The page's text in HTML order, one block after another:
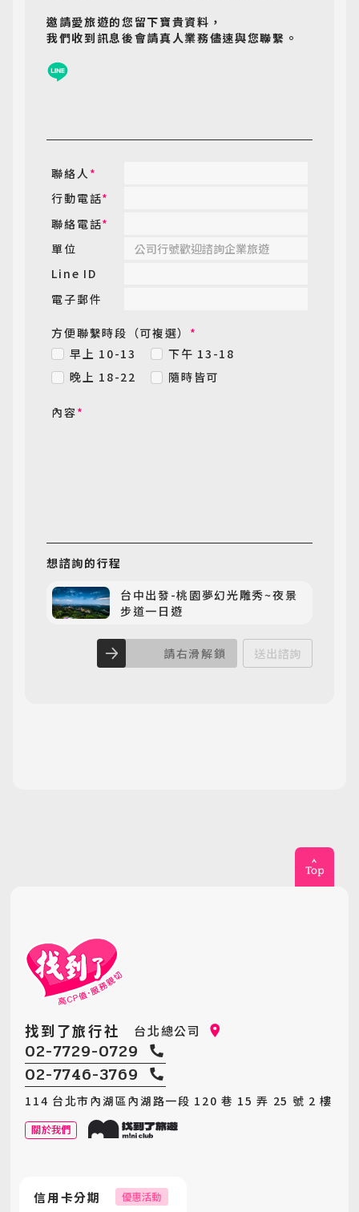
邀請愛旅遊的您留下寶貴資料，
我們收到訊息後會請真人業務儘速與您聯繫。
聯絡人 *
行動電話*
聯絡電話*
單位
Line ID
電子郵件
方便聯繫時段（可複選） *
早上 10-13
下午 13-18
晚上 18-22
隨時皆可
內容*
想諮詢的行程
台中出發-桃園夢幻光雕秀~夜景
步道一日遊
請右滑解鎖 送出諮詢
找到了旅行社 台北總公司
02-7729-0729
02-7746-3769
114 台北市內湖區內湖路一段 120 巷 15 弄 25 號 2 樓
關於我們
信用卡分期 優惠活動